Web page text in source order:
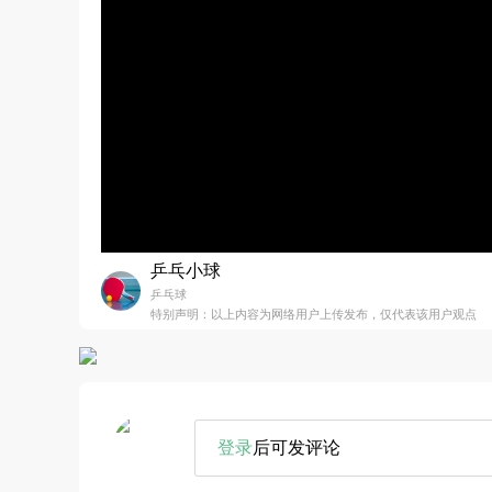
乒乓小球
乒乓球
特别声明：以上内容为网络用户上传发布，仅代表该用户观点
登录后可发评论